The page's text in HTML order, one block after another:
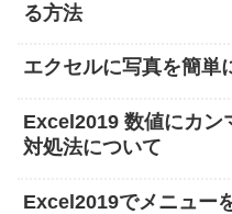
る方法
エクセルに写真を簡単
Excel2019 数値にカン
対処法について
Excel2019でメニュー